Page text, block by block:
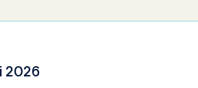
2026